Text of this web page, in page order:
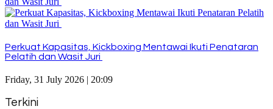
Perkuat Kapasitas, Kickboxing Mentawai Ikuti Penataran
Pelatih dan Wasit Juri
Friday, 31 July 2026 | 20:09
Terkini